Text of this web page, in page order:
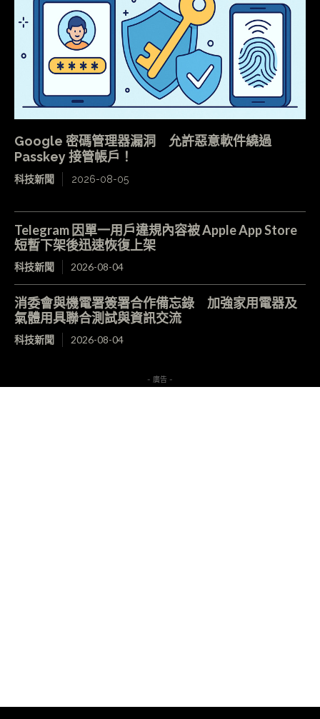
Google 密碼管理器漏洞 允許惡意軟件繞過
Passkey 接管帳戶！
科技新聞 2026-08-05
Telegram 因單一用戶違規內容被 Apple App Store
短暫下架後迅速恢復上架
科技新聞 2026-08-04
消委會與機電署簽署合作備忘錄 加強家用電器及
氣體用具聯合測試與資訊交流
科技新聞 2026-08-04
- 廣告 -